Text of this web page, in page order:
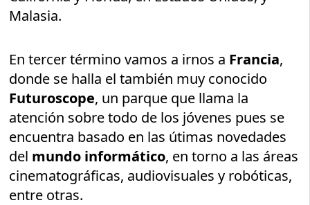
Malasia.
En tercer término vamos a irnos a Francia,
donde se halla el también muy conocido
Futuroscope, un parque que llama la
atención sobre todo de los jóvenes pues se
encuentra basado en las útimas novedades
del mundo informático, en torno a las áreas
cinematográficas, audiovisuales y robóticas,
entre otras.